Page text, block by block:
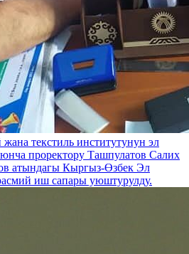
текстиль институтунун эл
проректору Ташпулатов Салих
атындагы Кыргыз-Өзбек Эл
иш сапары уюштурулду.